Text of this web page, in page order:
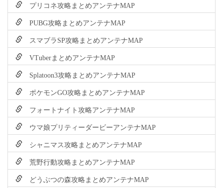
プリコネ攻略まとめアンテナMAP
PUBG攻略まとめアンテナMAP
スマブラSP攻略まとめアンテナMAP
VTuberまとめアンテナMAP
Splatoon3攻略まとめアンテナMAP
ポケモンGO攻略まとめアンテナMAP
フォートナイト攻略アンテナMAP
ウマ娘プリティーダービーアンテナMAP
シャニマス攻略まとめアンテナMAP
荒野行動攻略まとめアンテナMAP
どうぶつの森攻略まとめアンテナMAP